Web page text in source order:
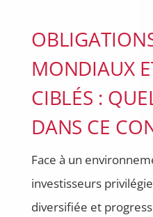
MONDIAUX
CIBLÉS :
DANS CE
Face à un
investisseurs
diversifiée et